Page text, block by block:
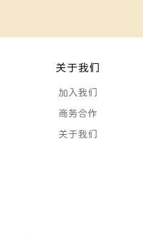
关于我们
加入我们
商务合作
关于我们